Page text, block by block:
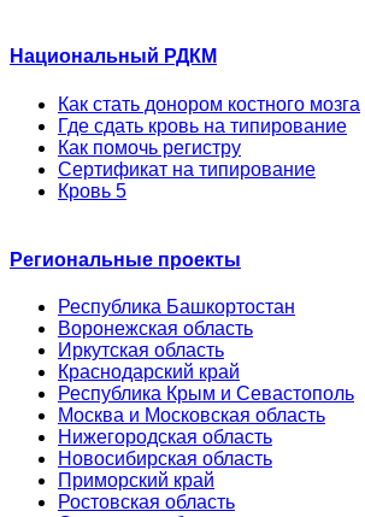
Национальный РДКМ
Как стать донором костного мозга
Где сдать кровь на типирование
Как помочь регистру
Сертификат на типирование
Кровь 5
Региональные проекты
Республика Башкортостан
Воронежская область
Иркутская область
Краснодарский край
Республика Крым и Севастополь
Москва и Московская область
Нижегородская область
Новосибирская область
Приморский край
Ростовская область